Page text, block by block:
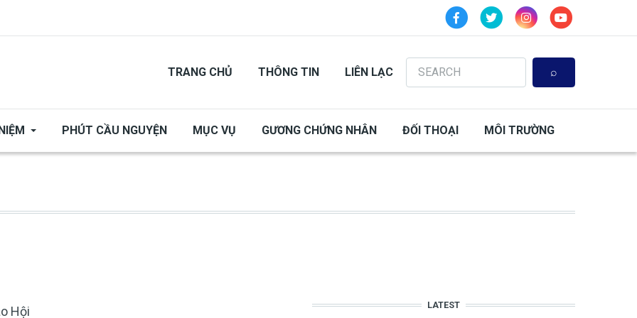
TRANG CHỦ THÔNG TIN LIÊN LẠC
Search
PHÚT CẦU NGUYỆN MỤC VỤ GƯƠNG CHỨNG NHÂN ĐỐI THOẠI MÔI TRƯỜNG
Hội LATEST